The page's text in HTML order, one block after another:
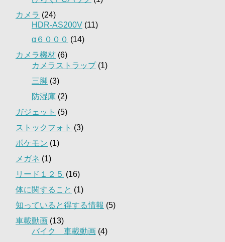
カメラ (24)
HDR-AS200V (11)
α６０００ (14)
カメラ機材 (6)
カメラストラップ(1)
三脚 (3)
防湿庫 (2)
ガジェット (5)
ストックフォト (3)
ポケモン (1)
メガネ (1)
リード１２５ (16)
体に関すること (1)
知っていると得する情報 (5)
車載動画 (13)
バイク 車載動画 (4)